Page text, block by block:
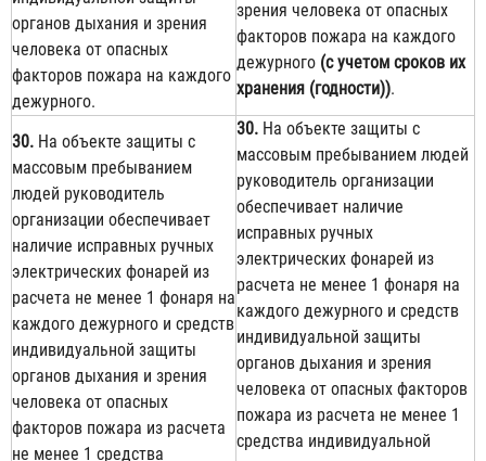
органов дыхания и зрения
человека от опасных
факторов пожара на каждого
дежурного.
зрения человека от опасных
факторов пожара на каждого
дежурного (с учетом сроков их
хранения (годности)).
30. На объекте защиты с
массовым пребыванием
людей руководитель
организации обеспечивает
наличие исправных ручных
электрических фонарей из
расчета не менее 1 фонаря на
каждого дежурного и средств
индивидуальной защиты
органов дыхания и зрения
человека от опасных
факторов пожара из расчета
не менее 1 средства
30. На объекте защиты с
массовым пребыванием людей
руководитель организации
обеспечивает наличие
исправных ручных
электрических фонарей из
расчета не менее 1 фонаря на
каждого дежурного и средств
индивидуальной защиты
органов дыхания и зрения
человека от опасных факторов
пожара из расчета не менее 1
средства индивидуальной